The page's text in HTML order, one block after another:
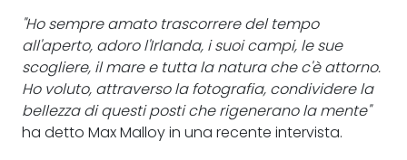
"Ho sempre amato trascorrere del tempo
all'aperto, adoro l'Irlanda, i suoi campi, le sue
scogliere, il mare e tutta la natura che c'è attorno.
Ho voluto, attraverso la fotografia, condividere la
bellezza di questi posti che rigenerano la mente"
ha detto Max Malloy in una recente intervista.